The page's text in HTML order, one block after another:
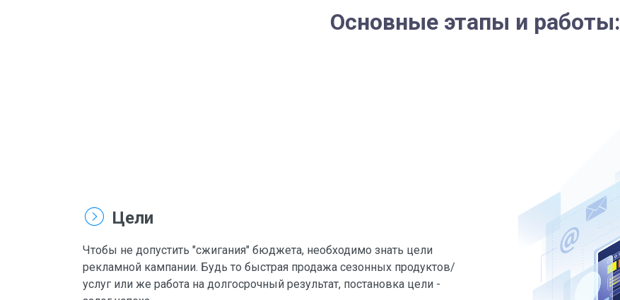
Основные этапы и работы:
Цели
Чтобы не допустить "сжигания" бюджета, необходимо знать цели
рекламной кампании. Будь то быстрая продажа сезонных продуктов/
услуг или же работа на долгосрочный результат, постановка цели -